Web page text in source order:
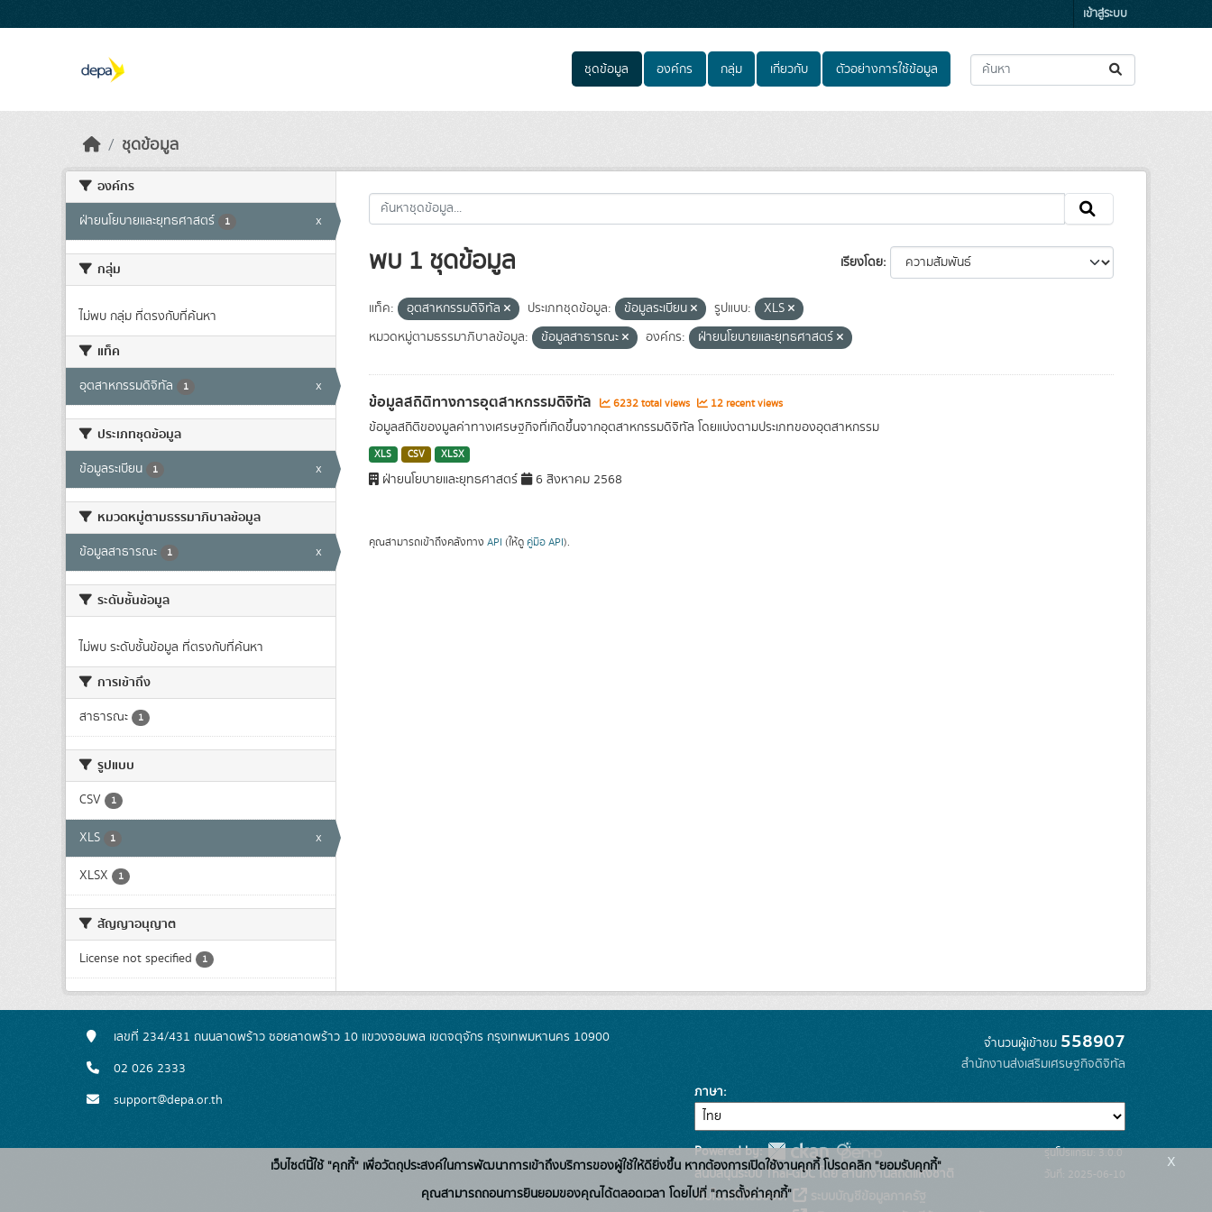
เข้าสู่ระบบ
ชุดข้อมูล องค์กร กลุ่ม เกี่ยวกับ ตัวอย่างการใช้ข้อมูล
ชุดข้อมูล
องค์กร
ฝ่ายนโยบายและยุทธศาสตร์ 1 x
กลุ่ม
ไม่พบ กลุ่ม ที่ตรงกับที่ค้นหา
แท็ค
อุตสาหกรรมดิจิทัล 1 x
ประเภทชุดข้อมูล
ข้อมูลระเบียน 1 x
หมวดหมู่ตามธรรมาภิบาลข้อมูล
ข้อมูลสาธารณะ 1 x
ระดับชั้นข้อมูล
ไม่พบ ระดับชั้นข้อมูล ที่ตรงกับที่ค้นหา
การเข้าถึง
สาธารณะ 1
รูปแบบ
CSV 1
XLS 1 x
XLSX 1
สัญญาอนุญาต
License not specified 1
เรียงโดย
พบ 1 ชุดข้อมูล
แท็ค: อุตสาหกรรมดิจิทัล ประเภทชุดข้อมูล: ข้อมูลระเบียน รูปแบบ:
XLS
หมวดหมู่ตามธรรมาภิบาลข้อมูล:
ข้อมูลสาธารณะ องค์กร: ฝ่ายนโยบายและยุทธศาสตร์
ข้อมูลสถิติทางการอุตสาหกรรมดิจิทัล 6232 total views 12 recent views
ข้อมูลสถิติของมูลค่าทางเศรษฐกิจที่เกิดขึ้นจากอุตสาหกรรมดิจิทัล โดยแบ่งตามประเภทของอุตสาหกรรม
XLS CSV XLSX
ฝ่ายนโยบายและยุทธศาสตร์ 6 สิงหาคม 2568
คุณสามารถเข้าถึงคลังทาง API (ให้ดู คู่มือ API).
เลขที่ 234/431 ถนนลาดพร้าว ซอยลาดพร้าว 10 แขวงจอมพล เขตจตุจักร กรุงเทพมหานคร 10900
02 026 2333
support@depa.or.th
จำนวนผู้เข้าชม 558907
สำนักงานส่งเสริมเศรษฐกิจดิจิทัล
ภาษา
Powered by:
สนับสนุนระบบ Thai-GDC โดย สำนักงานสถิติแห่งชาติ
เว็บไซต์ที่เกี่ยวข้อง:
รุ่นโปรแกรม: 3.0.0
วันที่: 2025-06-10
เว็บไซต์นี้ใช้ "คุกกี้" เพื่อวัตถุประสงค์ในการพัฒนาการเข้าถึงบริการของผู้ใช้ให้ดียิ่งขึ้น หากต้องการเปิดใช้งานคุกกี้ โปรดคลิก "ยอมรับคุกกี้"
คุณสามารถถอนการยินยอมของคุณได้ตลอดเวลา โดยไปที่ "การตั้งค่าคุกกี้"
x